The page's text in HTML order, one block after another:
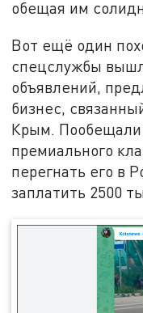
обещая им
Вот ещё один
спецслужбы
объявлений,
бизнес,
Крым. Пообещали
премиального
перегнать его в
заплатить 2500